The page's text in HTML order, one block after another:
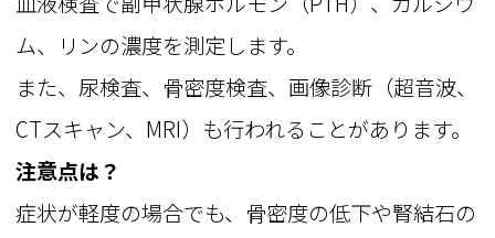
ム、リンの濃度を測定します。
また、尿検査、骨密度検査、画像診断（超音波、
CTスキャン、MRI）も行われることがあります。
注意点は？
症状が軽度の場合でも、骨密度の低下や腎結石の